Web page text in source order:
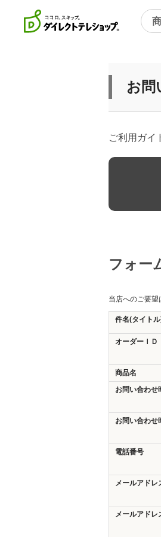
洗剤・洗浄剤
お問
ご利用ガイ
フォー
当店へのご要望
件名(タイト
オーダーＩＤ
商品名
お問い合わせ
お問い合わせ
電話番号
メールアドレ
メールアドレ